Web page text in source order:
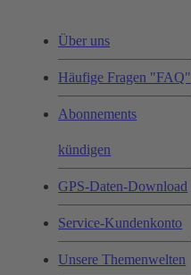
Über uns
Häufige Fragen "FAQ"
Abonnements
kündigen
GPS-Daten-Download
Service-Kundenkonto
Unsere Themenwelten